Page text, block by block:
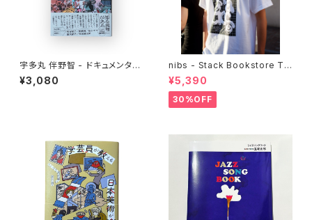
宇多丸 伴野智 - ドキュメンタリ
ーで知るせかい
¥3,080
nibs - Stack Bookstore Te
e
¥5,390
30%OFF